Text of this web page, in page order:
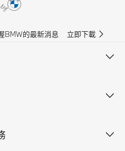
BMW的最新消息 立即下載